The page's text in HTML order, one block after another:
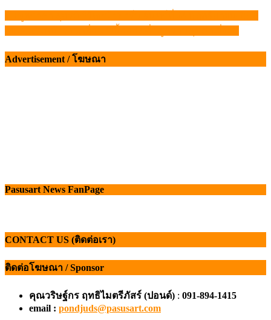
แนะแนว
Advertisement / โฆษณา
Pasusart News FanPage
CONTACT US (ติดต่อเรา)
ติดต่อโฆษณา / Sponsor
คุณวริษฐ์กร ฤทธิไมตรีภัสร์ (ปอนด์) : 091-894-1415
email : pondjuds@pasusart.com